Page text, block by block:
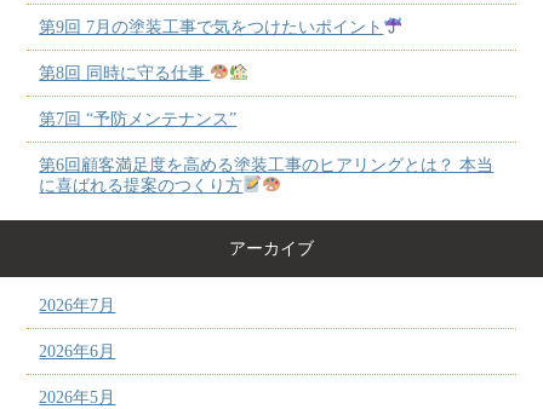
第9回 7月の塗装工事で気をつけたいポイント
第8回 同時に守る仕事
第7回 “予防メンテナンス”
第6回顧客満足度を高める塗装工事のヒアリングとは？ 本当
に喜ばれる提案のつくり方
アーカイブ
2026年7月
2026年6月
2026年5月